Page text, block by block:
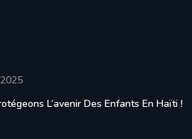
L’avenir Des Enfants En Haïti !